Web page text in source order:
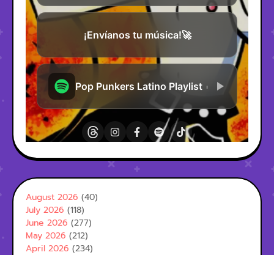
August 2026 (40)
July 2026 (118)
June 2026 (277)
May 2026 (212)
April 2026 (234)